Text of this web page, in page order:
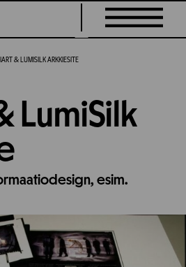
& LUMISILK ARKKIESITE
LumiSilk
esim.